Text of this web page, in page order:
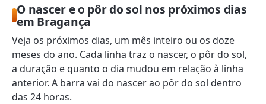
O nascer e o pôr do sol nos próximos dias
em Bragança
Veja os próximos dias, um mês inteiro ou os doze
meses do ano. Cada linha traz o nascer, o pôr do sol,
a duração e quanto o dia mudou em relação à linha
anterior. A barra vai do nascer ao pôr do sol dentro
das 24 horas.